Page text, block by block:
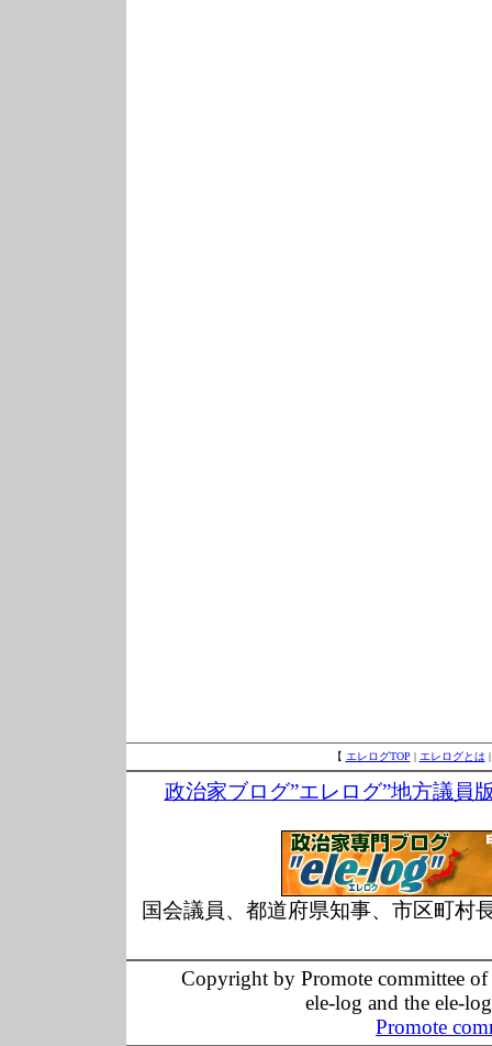
【 エレログTOP | エレログとは
政治家ブログ”エレログ”地方議員
国会議員、都道府県知事、市区町村
Copyright by Promote committee
ele-log and the ele-
Promote